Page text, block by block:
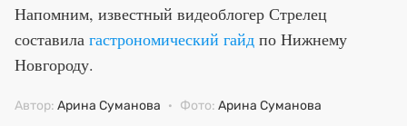
Напомним, известный видеоблогер Стрелец
составила гастрономический гайд по Нижнему
Новгороду.
Автор: Арина Суманова · Фото: Арина Суманова